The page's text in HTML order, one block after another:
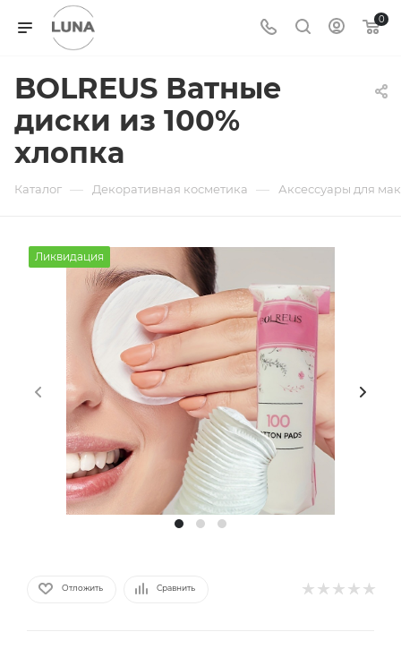
0
BOLREUS Ватные
диски из 100%
хлопка
Каталог — Декоративная косметика — Аксессуары для
Ликвидация
Отложить Сравнить